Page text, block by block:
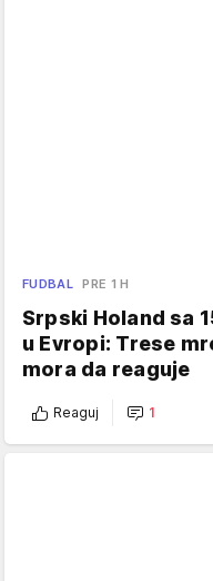
FUDBAL PRE 1 H
Srpski Holand sa
u Evropi: Trese
mora da reaguje
Reaguj 1